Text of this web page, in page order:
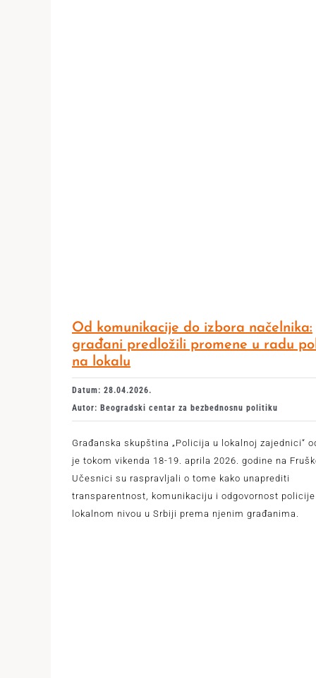
Od komunikacije do izbora načelnika:
građani predložili promene u radu
na lokalu
Datum: 28.04.2026.
Autor: Beogradski centar za bezbednosnu politiku
Građanska skupština „Policija u lokalnoj zajednici“
je tokom vikenda 18-19. aprila 2026. godine na
Učesnici su raspravljali o tome kako unaprediti
transparentnost, komunikaciju i odgovornost policije
lokalnom nivou u Srbiji prema njenim građanima.